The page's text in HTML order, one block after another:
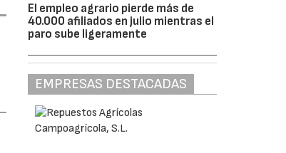
El empleo agrario pierde más de
40.000 afiliados en julio mientras el
paro sube ligeramente
EMPRESAS DESTACADAS